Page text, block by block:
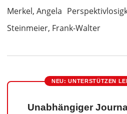
Merkel, Angela
Steinmeier, Frank-Walter
NEU: UNTERSTÜTZEN
Unabhängiger